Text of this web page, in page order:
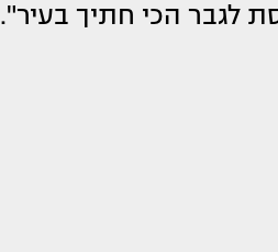
לגבר הכי חתיך בעיר".